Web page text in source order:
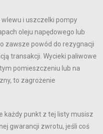
i uszczelki pompy
oleju napędowego lub
zawsze powód do rezygnacji
transakcji. Wycieki paliwowe
pomieszczeniu lub na
to zagrożenie
każdy punkt z tej listy musisz
gwarancji zwrotu, jeśli coś